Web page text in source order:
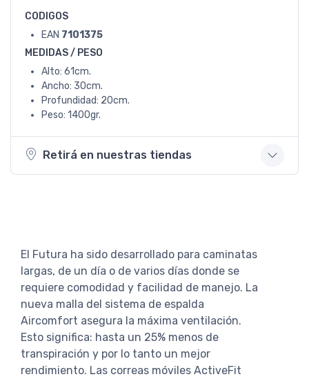
CODIGOS
EAN 7101375
MEDIDAS / PESO
Alto: 61cm.
Ancho: 30cm.
Profundidad: 20cm.
Peso: 1400gr.
Retirá en nuestras tiendas
El Futura ha sido desarrollado para caminatas
largas, de un día o de varios días donde se
requiere comodidad y facilidad de manejo. La
nueva malla del sistema de espalda
Aircomfort asegura la máxima ventilación.
Esto significa: hasta un 25% menos de
transpiración y por lo tanto un mejor
rendimiento. Las correas móviles ActiveFit